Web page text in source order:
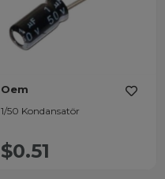
Oem
1/50 Kondansatör
$0.51